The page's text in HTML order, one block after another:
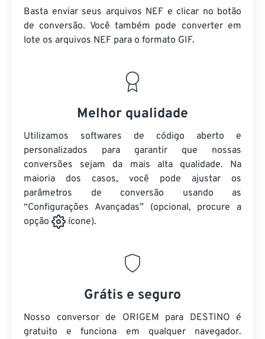
Basta enviar seus arquivos NEF e clicar no botão
de conversão. Você também pode converter em
lote os arquivos NEF para o formato GIF.
Melhor qualidade
Utilizamos softwares de código aberto e
personalizados para garantir que nossas
conversões sejam da mais alta qualidade. Na
maioria dos casos, você pode ajustar os
parâmetros de conversão usando as
“Configurações Avançadas” (opcional, procure a
opção
ícone).
Grátis e seguro
Nosso conversor de ORIGEM para DESTINO é
gratuito e funciona em qualquer navegador.